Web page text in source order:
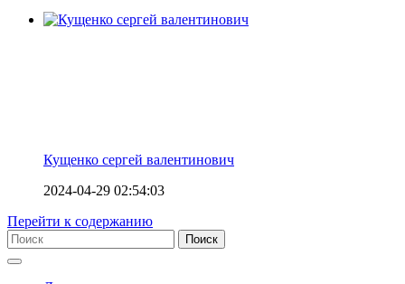
Кущенко сергей валентинович
2024-04-29 02:54:03
Перейти к содержанию